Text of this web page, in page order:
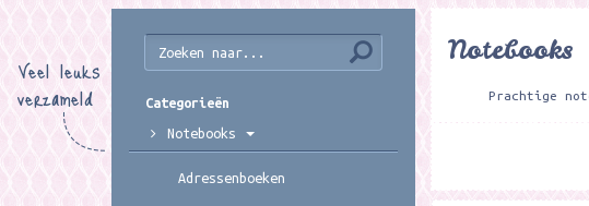
Notebooks
Prachtige
Veel leuks
verzameld
Categorieën
Notebooks
Adressenboeken